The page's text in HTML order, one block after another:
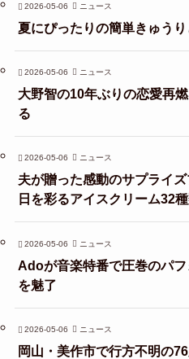
2026-05-06 ニュース
夏にぴったりの簡単きゅう
2026-05-06 ニュース
大野智の10年ぶりの恋愛再
る
2026-05-06 ニュース
夫が贈った感動のサプライ
日を彩るアイスクリーム32
2026-05-06 ニュース
Adoが音楽特番で圧巻のパ
を魅了
2026-05-06 ニュース
岡山・美作市で行方不明の